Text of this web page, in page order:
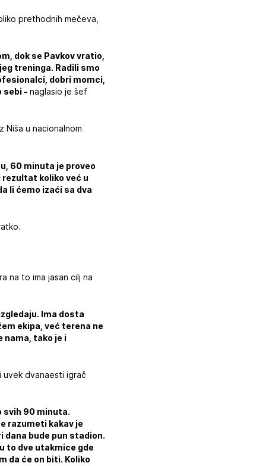
prethodnih mečeva,
dok se Pavkov vratio,
treninga. Radili smo
dobri momci,
sebi -naglasio je šef
Niša u nacionalnom
60 minuta je proveo
rezultat koliko već u
li ćemo izaći sa dva
na to ima jasan cilj na
Ima dosta
ekipa, već terena ne
nama, tako je i
uvek dvanaesti igrač
svih 90 minuta.
razumeti kakav je
dana bude pun stadion.
to dve utakmice gde
da će on biti. Koliko